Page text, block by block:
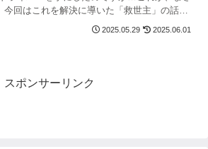
今回はこれを解決に導いた「救世主」の話を
2025.05.29 2025.06.01
スポンサーリンク